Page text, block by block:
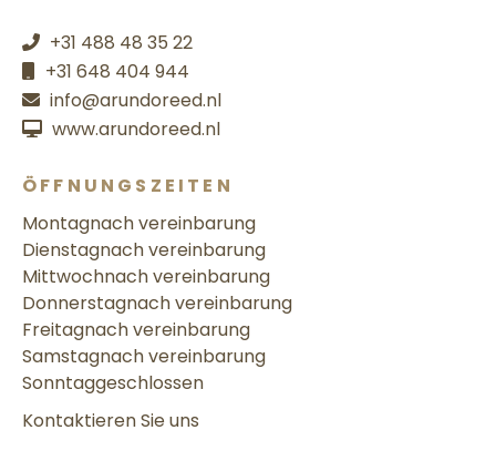
+31 488 48 35 22
+31 648 404 944
info@arundoreed.nl
www.arundoreed.nl
ÖFFNUNGSZEITEN
Montagnach vereinbarung
Dienstagnach vereinbarung
Mittwochnach vereinbarung
Donnerstagnach vereinbarung
Freitagnach vereinbarung
Samstagnach vereinbarung
Sonntaggeschlossen
Kontaktieren Sie uns